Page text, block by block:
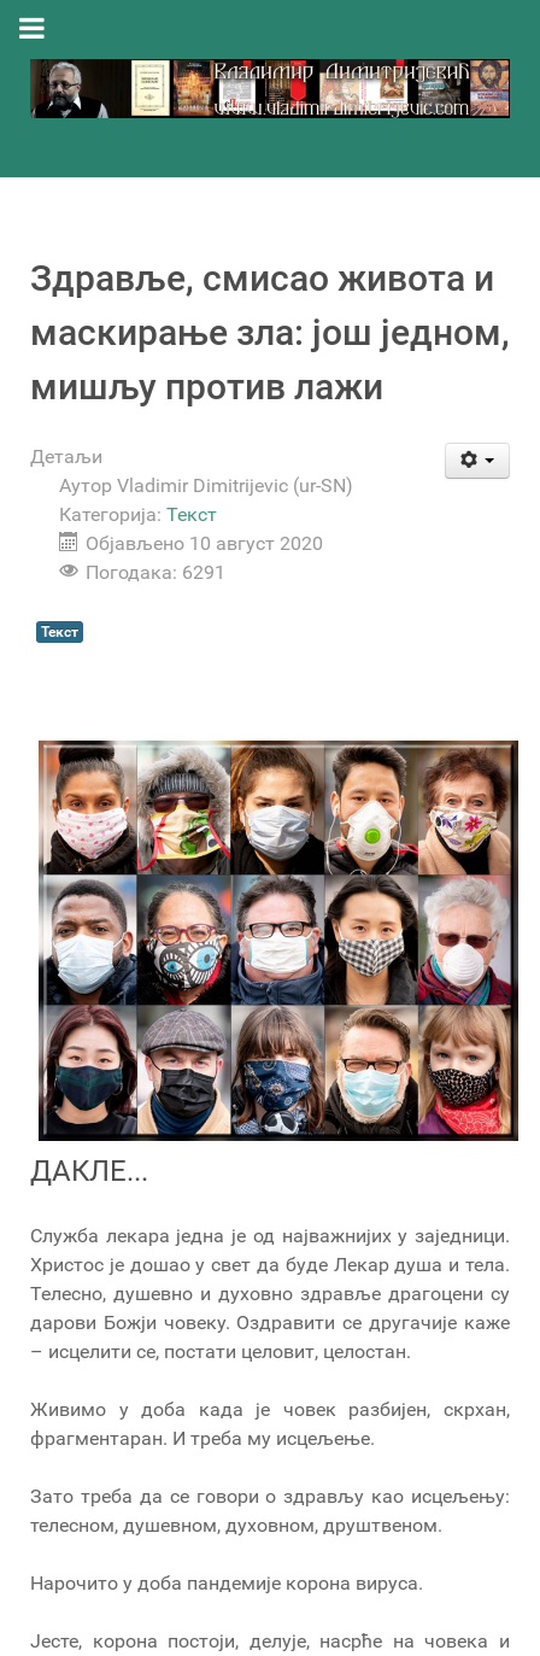
Здравље, смисао живота и
маскирање зла: још једном,
мишљу против лажи
Детаљи
Аутор Vladimir Dimitrijevic (ur-SN)
Категорија: Текст
Објављено 10 август 2020
Погодака: 6291
Текст
ДАКЛЕ...
Служба лекара једна је од најважнијих у заједници.
Христос је дошао у свет да буде Лекар душа и тела.
Телесно, душевно и духовно здравље драгоцени су
дарови Божји човеку. Оздравити се другачије каже
– исцелити се, постати целовит, целостан.
Живимо у доба када је човек разбијен, скрхан,
фрагментаран. И треба му исцељење.
Зато треба да се говори о здрављу као исцељењу:
телесном, душевном, духовном, друштвеном.
Нарочито у доба пандемије корона вируса.
Јесте, корона постоји, делује, насрће на човека и